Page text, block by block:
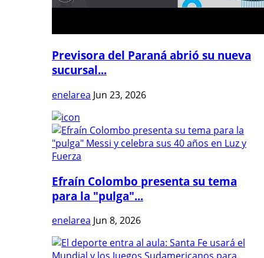
Previsora del Paraná abrió su nueva
sucursal...
enelarea Jun 23, 2026
Efraín Colombo presenta su tema
para la "pulga"...
enelarea Jun 8, 2026